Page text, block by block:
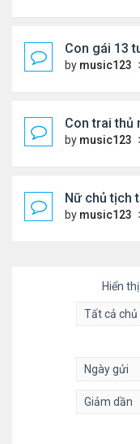
Con gái 13
by music123
Con trai thủ
by music123
Nữ chủ tịch
by music123
Hiển